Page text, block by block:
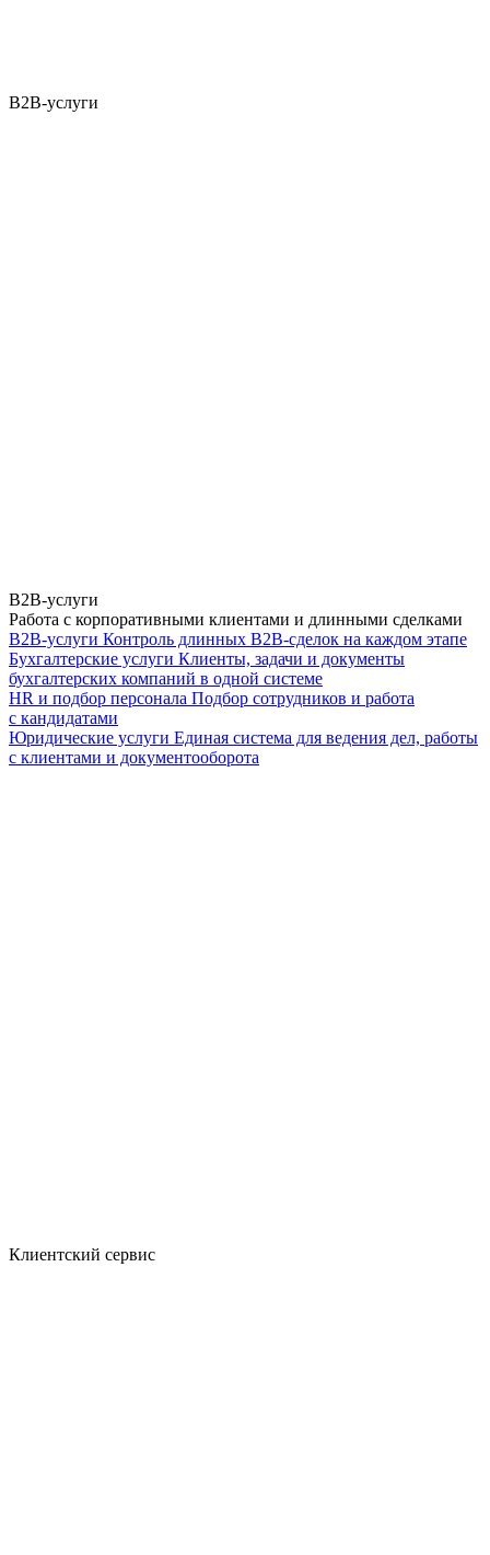
B2B-услуги
B2B-услуги
Работа с корпоративными клиентами и длинными сделками
B2B-услуги Контроль длинных B2B-сделок на каждом этапе
Бухгалтерские услуги Клиенты, задачи и документы
бухгалтерских компаний в одной системе
HR и подбор персонала Подбор сотрудников и работа
с кандидатами
Юридические услуги Единая система для ведения дел, работы
с клиентами и документооборота
Клиентский сервис